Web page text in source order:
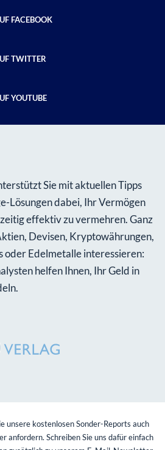
FACEBOOK
TWITTER
YOUTUBE
Sie mit aktuellen Tipps
Lösungen dabei, Ihr Vermögen
effektiv zu vermehren. Ganz
Devisen, Kryptowährungen,
Edelmetalle interessieren:
helfen Ihnen, Ihr Geld in
unsere kostenlosen Sonder-Reports auch
anfordern. Schreiben Sie uns dafür einfach